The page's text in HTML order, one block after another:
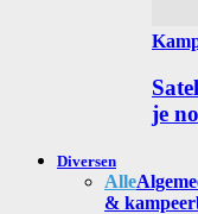
je
Diversen
Alle
&